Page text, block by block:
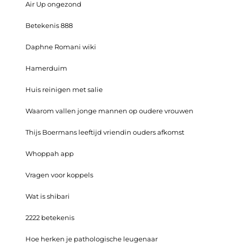
Air Up ongezond
Betekenis 888
Daphne Romani wiki
Hamerduim
Huis reinigen met salie
Waarom vallen jonge mannen op oudere vrouwen
Thijs Boermans leeftijd vriendin ouders afkomst
Whoppah app
Vragen voor koppels
Wat is shibari
2222 betekenis
Hoe herken je pathologische leugenaar